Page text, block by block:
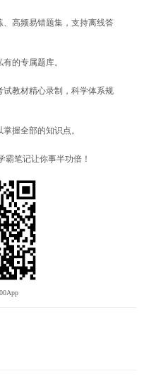
高频易错题集，支持离线答
的专属题库。
教材精心录制，科学体系规
握全部的知识点。
霸笔记让你事半功倍！